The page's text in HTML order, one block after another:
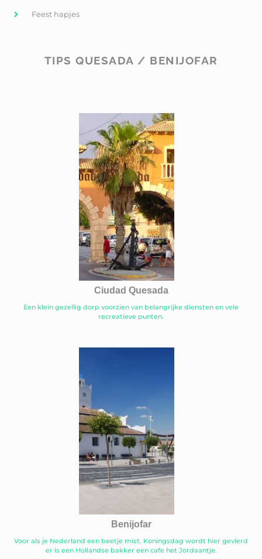
Feest hapjes
TIPS QUESADA / BENIJOFAR
Ciudad Quesada
Een klein gezellig dorp voorzien van belangrijke diensten en vele
recreatieve punten.
Benijofar
Voor als je Nederland een beetje mist. Koningsdag wordt hier gevierd
er is een Hollandse bakker een cafe het Jordaantje.